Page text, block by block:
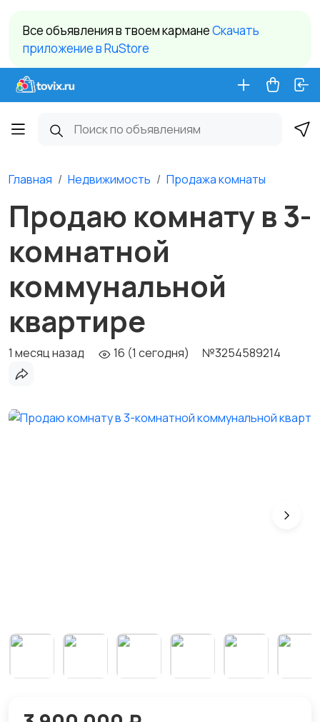
Все объявления в твоем карманеCкачать
приложение в RuStore
Главная Недвижимость Продажа комнаты
Продаю комнату в 3-
комнатной
коммунальной
квартире
1 месяц назад 16 (1 сегодня) №3254589214